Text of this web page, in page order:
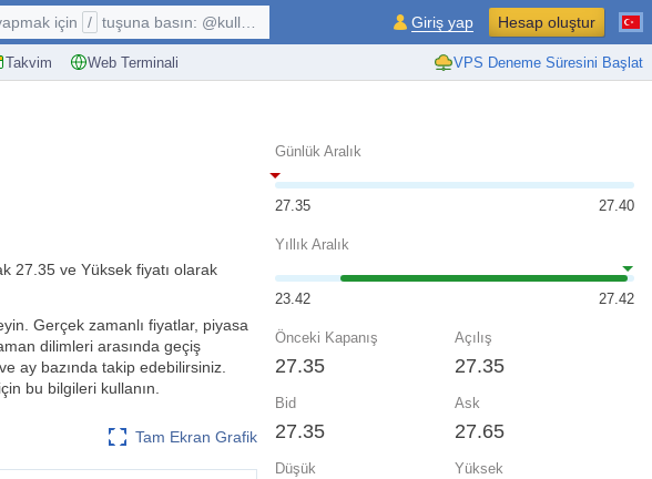
Takvim Web Terminali VPS Deneme Süresini Başlat
için / tuşuna basın: @kullanıcı, $sembol, ... Giriş yap Hesap oluştur
27.35 ve Yüksek fiyatı olarak
Gerçek zamanlı fiyatlar, piyasa
dilimleri arasında geçiş
ay bazında takip edebilirsiniz.
bu bilgileri kullanın.
Tam Ekran Grafik
Günlük Aralık
27.35 27.40
Yıllık Aralık
23.42 27.42
Önceki Kapanış
27.35
Açılış
27.35
Bid
27.35
Ask
27.65
Düşük Yüksek